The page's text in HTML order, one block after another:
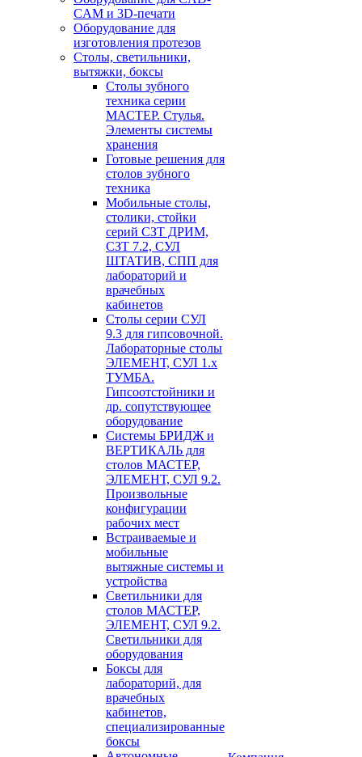
CAM и 3D-печати
Оборудование для
изготовления протезов
Cтолы, светильники,
вытяжки, боксы
Столы зубного
техника серии
МАСТЕР. Стулья.
Элементы системы
хранения
Готовые решения для
столов зубного
техника
Мобильные столы,
столики, стойки
серий СЗТ ДРИМ,
СЗТ 7.2, СУЛ
ШТАТИВ, СПП для
лабораторий и
врачебных
кабинетов
Столы серии СУЛ
9.3 для гипсовочной.
Лабораторные столы
ЭЛЕМЕНТ, СУЛ 1.х
ТУМБА.
Гипсоотстойники и
др. сопутствующее
оборудование
Системы БРИДЖ и
ВЕРТИКАЛЬ для
столов МАСТЕР,
ЭЛЕМЕНТ, СУЛ 9.2.
Произвольные
конфигурации
рабочих мест
Встраиваемые и
мобильные
вытяжные системы и
устройства
Светильники для
столов МАСТЕР,
ЭЛЕМЕНТ, СУЛ 9.2.
Светильники для
оборудования
Боксы для
лабораторий, для
врачебных
кабинетов,
специализированные
боксы